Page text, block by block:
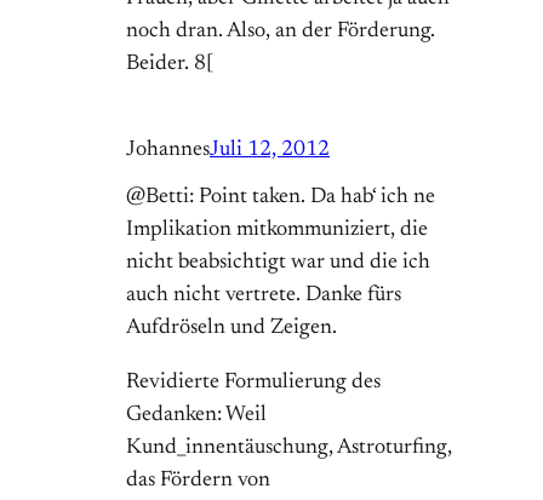
noch dran. Also, an der Förderung.
Beider. 8[
JohannesJuli 12, 2012
@Betti: Point taken. Da hab‘ ich ne
Implikation mitkommuniziert, die
nicht beabsichtigt war und die ich
auch nicht vertrete. Danke fürs
Aufdröseln und Zeigen.
Revidierte Formulierung des
Gedanken: Weil
Kund_innentäuschung, Astroturfing,
das Fördern von